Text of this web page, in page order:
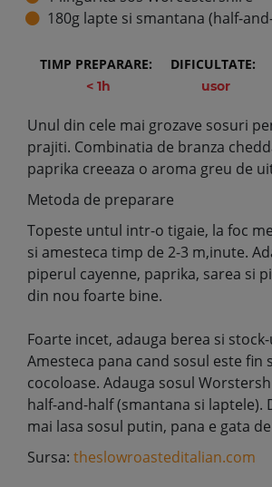
TIMP PREPARARE:
< 1h
DIFICULTATE:
usor
Unul din cele mai grozave sosuri
prajiti. Combinatia de branza
paprika creeaza o aroma greu de
Metoda de preparare
Topeste untul intr-o tigaie, la foc
si amesteca timp de 2-3 m,inute.
piperul cayenne, paprika, sarea si
din nou foarte bine.
Foarte incet, adauga berea si
Amesteca pana cand sosul este fin
cocoloase. Adauga sosul
half-and-half (smantana si laptele).
mai lasa sosul putin, pana e gata
Sursa: theslowroasteditalian.com
180g lapte si smantana (half-